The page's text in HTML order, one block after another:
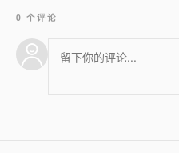
0 个评论